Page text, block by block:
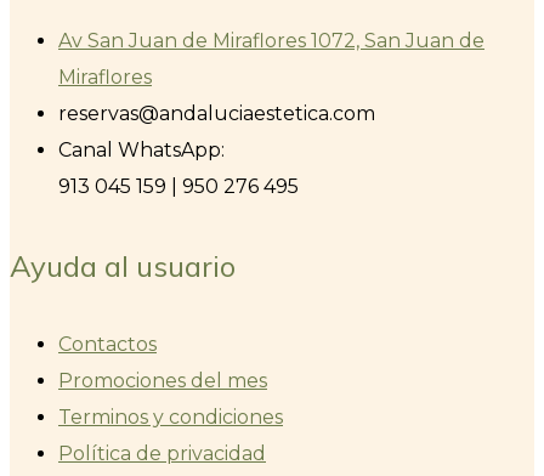
Av San Juan de Miraflores 1072, San Juan de
Miraflores
reservas@andaluciaestetica.com
Canal WhatsApp:
913 045 159 | 950 276 495
Ayuda al usuario
Contactos
Promociones del mes
Terminos y condiciones
Política de privacidad